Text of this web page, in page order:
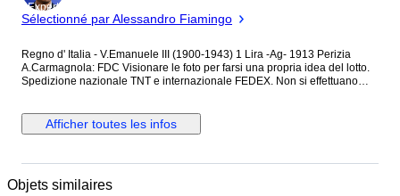
Expert
Sélectionné par Alessandro Fiamingo
Regno d' Italia - V.Emanuele III (1900-1943) 1 Lira -Ag- 1913 Perizia
A.Carmagnola: FDC Visionare le foto per farsi una propria idea del lotto.
Spedizione nazionale TNT e internazionale FEDEX. Non si effettuano
Afficher toutes les infos
Objets similaires